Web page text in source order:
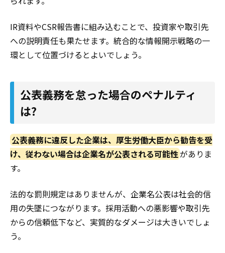
IR資料やCSR報告書に組み込むことで、投資家や取引先
への説明責任も果たせます。統合的な情報開示戦略の一
環として位置づけるとよいでしょう。
公表義務を怠った場合のペナルティ
は?
公表義務に違反した企業は、厚生労働大臣から勧告を受
け、従わない場合は企業名が公表される可能性がありま
す。
法的な罰則規定はありませんが、企業名公表は社会的信
用の失墜につながります。採用活動への悪影響や取引先
からの信頼低下など、実質的なダメージは大きいでしょ
う。